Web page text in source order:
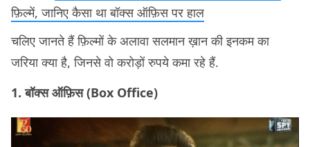
फ़िल्में, जानिए कैसा था बॉक्स ऑफ़िस पर हाल
चलिए जानते हैं फ़िल्मों के अलावा सलमान ख़ान की इनकम का
जरिया क्या है, जिनसे वो करोड़ों रुपये कमा रहे हैं.
1. बॉक्स ऑफ़िस (Box Office)